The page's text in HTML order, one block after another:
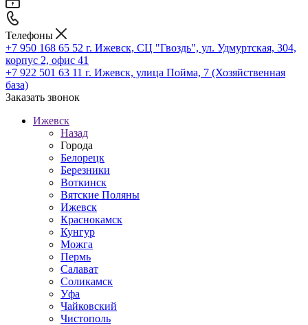
Телефоны
+7 950 168 65 52 г. Ижевск, СЦ "Гвоздь", ул. Удмуртская, 304,
корпус 2, офис 41
+7 922 501 63 11 г. Ижевск, улица Пойма, 7 (Хозяйственная
база)
Заказать звонок
Ижевск
Назад
Города
Белорецк
Березники
Воткинск
Вятские Поляны
Ижевск
Краснокамск
Кунгур
Можга
Пермь
Салават
Соликамск
Уфа
Чайковский
Чистополь